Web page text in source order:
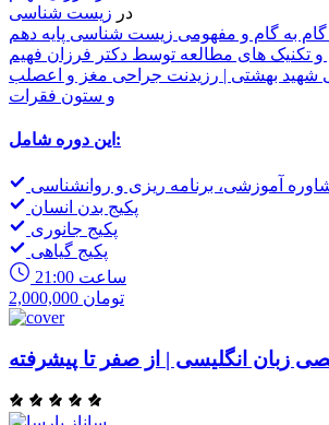
در زیست شناسی
به گام و مفهومی زیست شناسی پایه دهم
و تکنیک های مطالعه توسط دکتر فرزان فهیم
شهید بهشتی | رزیدنت جراحی مغز و اعصلب
و ستون فقرات
این دوره شامل:
آموزشی، برنامه ریزی و روانشناسی
پکیج بدن انسان
پکیج جانوری
پکیج گیاهی
21:00 ساعت
2,000,000 تومان
زبان انگلیسی | از صفر تا پیشرفته